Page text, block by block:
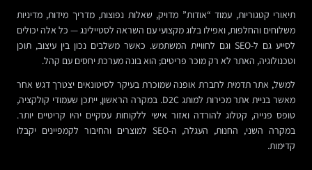
תיאורי קטגוריות, עמוד “אודות” מדויק, שאלות נפוצות, מדריך מידות, מדיניות
משלוחים והחלפות, ואפילו בלוג מקצועי עם השראה לסטיילינג — כל אלה יכולים
לסייע גם ל-SEO וגם לחוויית המשתמש. כאשר משלבים נכון בין עיצוב, תוכן
וטכנולוגיה, האתר לא רק מוכר פריטים; הוא בונה מערכת יחסים עם קהל.
למשל, אתר תדמית לחברת אופנה שמוכרת בעיקר לסיטונאים יצטרך דגש אחר
מאשר בניית אתר מכירות למותג D2C. במקרה הראשון, ייתכן שעמודי קולקציה,
טופס פנייה, קטלוג להורדה ואזור אישי ללקוחות עסקיים יהיו קריטיים יותר.
במקרה השני, החנות, העגלה, ה-SEO למוצרים והחיבור לקמפיינים יקבלו
קדימות.